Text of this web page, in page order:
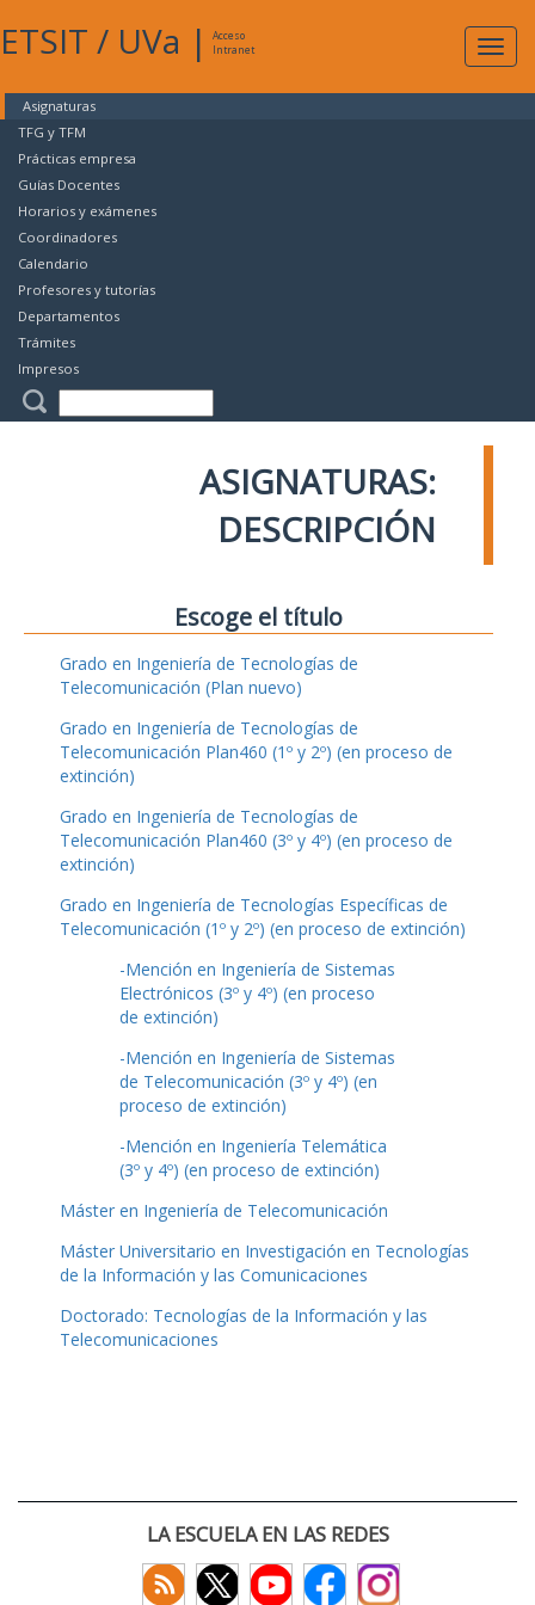
ETSIT / UVa |
Acceso
Intranet
Asignaturas
TFG y TFM
Prácticas empresa
Guías Docentes
Horarios y exámenes
Coordinadores
Calendario
Profesores y tutorías
Departamentos
Trámites
Impresos
ASIGNATURAS:
DESCRIPCIÓN
Escoge el título
Grado en Ingeniería de Tecnologías de
Telecomunicación (Plan nuevo)
Grado en Ingeniería de Tecnologías de
Telecomunicación Plan460 (1º y 2º) (en proceso de
extinción)
Grado en Ingeniería de Tecnologías de
Telecomunicación Plan460 (3º y 4º) (en proceso de
extinción)
Grado en Ingeniería de Tecnologías Específicas de
Telecomunicación (1º y 2º) (en proceso de extinción)
-Mención en Ingeniería de Sistemas
Electrónicos (3º y 4º) (en proceso
de extinción)
-Mención en Ingeniería de Sistemas
de Telecomunicación (3º y 4º) (en
proceso de extinción)
-Mención en Ingeniería Telemática
(3º y 4º) (en proceso de extinción)
Máster en Ingeniería de Telecomunicación
Máster Universitario en Investigación en Tecnologías
de la Información y las Comunicaciones
Doctorado: Tecnologías de la Información y las
Telecomunicaciones
LA ESCUELA EN LAS REDES